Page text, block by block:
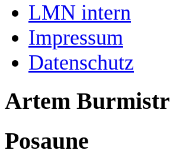
LMN intern
Impressum
Datenschutz
Artem
Posaune